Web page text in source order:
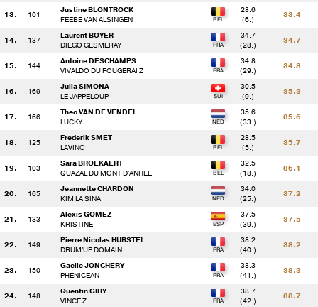
() 132 - I.COBOS CAO / LYDANIA KV
() 150 - G.JONCHERY / PHENICEAN
() 104 - Z.BRUTSAERT / FEROUK
() 114 - T.GOEMAN / ACCRO
() 120 - T.MAGNUS / MISTIC RIO VH LICHTERVELD Z
() 162 - E.MORANZONI / BALLYNEETY FERNHILL FIRST
() 125 - F.SMET / LAVINO
13. 101
Justine BLONTROCK
FEEBE VAN ALSINGEN
28.6
(6.)
33.4
14. 137
Laurent BOYER
DIEGO GESMERAY
34.7
(28.)
34.7
15. 144
Antoine DESCHAMPS
VIVALDO DU FOUGERAI Z
34.8
(29.)
34.8
16. 169
Julia SIMONA
LE JAPPELOUP
30.5
(9.)
35.3
17. 166
Theo VAN DE VENDEL
LUCKY
35.6
(33.)
35.6
18. 125
Frederik SMET
LAVINO
28.5
(5.)
35.7
19. 103
Sara BROEKAERT
QUAZAL DU MONT D'ANHEE
32.5
(18.)
36.1
20. 165
Jeannette CHARDON
KIM LA SINA
34.0
(25.)
37.2
21. 133
Alexis GOMEZ
KRISTINE
37.5
(39.)
37.5
22. 149
Pierre Nicolas HURSTEL
DRUM'UP DOMAIN
38.2
(40.)
38.2
23. 150
Gaelle JONCHERY
PHENICEAN
38.3
(41.)
38.3
24. 148
Quentin GIRY
VINCE Z
38.7
(42.)
38.7